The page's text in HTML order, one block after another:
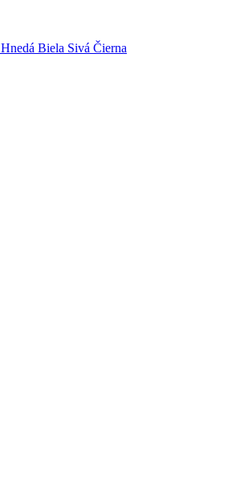
Hnedá Biela Sivá Čierna